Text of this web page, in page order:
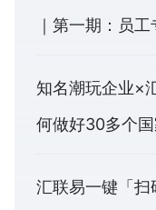
｜第一期：员
知名潮玩企业×
何做好30多个
汇联易一键「扫